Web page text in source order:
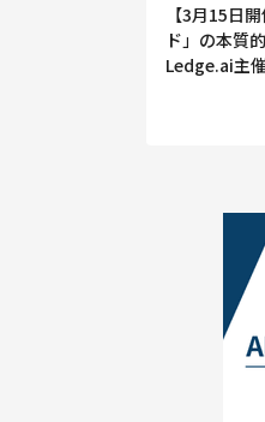
【3月15日
ド」の本質
Ledge.ai主